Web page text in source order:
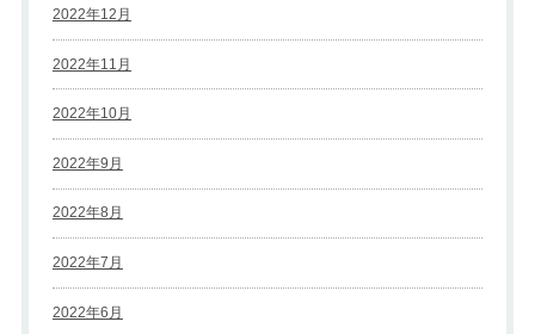
2022年12月
2022年11月
2022年10月
2022年9月
2022年8月
2022年7月
2022年6月